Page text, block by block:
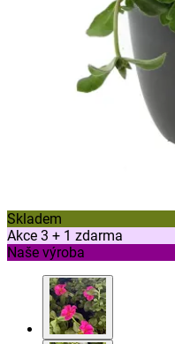
Skladem
Akce 3 + 1 zdarma
Naše výroba